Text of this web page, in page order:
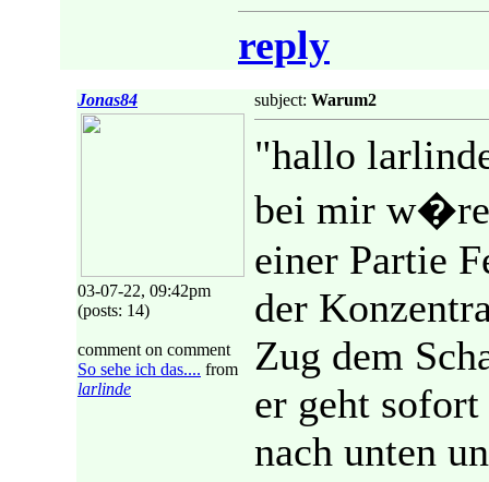
reply
Jonas84
03-07-22, 09:42pm
(posts: 14)
comment on comment
So sehe ich das.... from
larlinde
subject: Warum2
"hallo
bei mir w�re
einer Partie
der
Zug dem
er geht
nach unten